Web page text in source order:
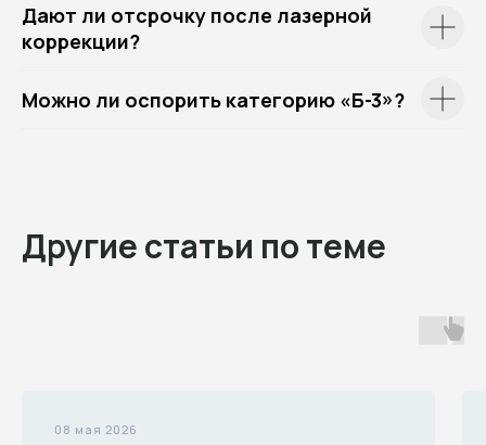
Дают ли отсрочку после лазерной
коррекции?
Можно ли оспорить категорию «Б-3»?
Другие статьи по теме
08 мая 2026